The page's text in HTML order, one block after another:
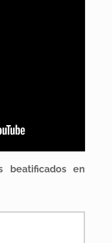
beatificados en